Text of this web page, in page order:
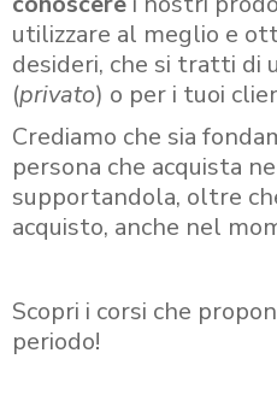
utilizzare al meglio e
desideri, che si tratti di
(privato) o per i tuoi
Crediamo che sia
persona che acquista
supportandola, oltre
acquisto, anche nel
Scopri i corsi che
periodo!